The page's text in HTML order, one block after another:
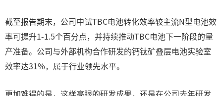
截至报告期末，公司中试TBC电池转化效率较主流N型电池效
率可提升1-1.5个百分点，并持续推动TBC电池下一阶段的量
产准备。公司与外部机构合作研发的钙钛矿叠层电池实验室
效率达31%，属于行业领先水平。
更加难得的是，这样亮眼的研发成果，还是在公司去年研发